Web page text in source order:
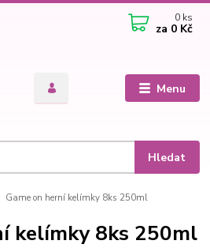
Menu
Hledat
0 ks
za 0 Kč
Game on herní kelímky 8ks 250ml
kelímky 8ks 250ml